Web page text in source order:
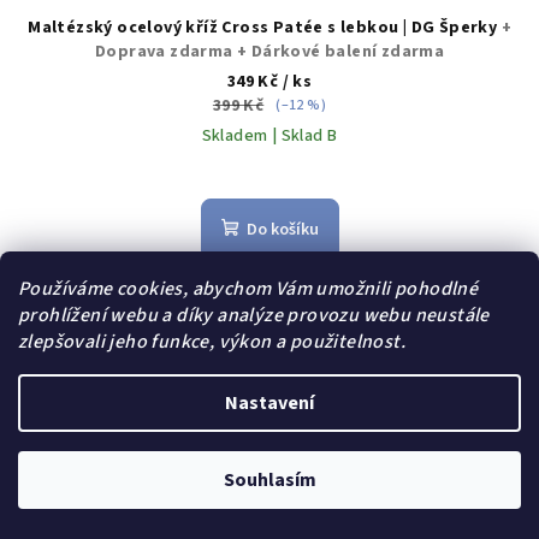
Používáme cookies, abychom Vám umožnili pohodlné
prohlížení webu a díky analýze provozu webu neustále
zlepšovali jeho funkce, výkon a použitelnost.
Nastavení
Souhlasím
Maltézský ocelový kříž Cross Patée s lebkou | DG Šperky +
Doprava zdarma + Dárkové balení zdarma
349 Kč / ks
399 Kč (–12 %)
Skladem | Sklad B
hodnocení
produktu
je
z
5
hvězdiček.
Do košíku
Akce
Dárek zdarma